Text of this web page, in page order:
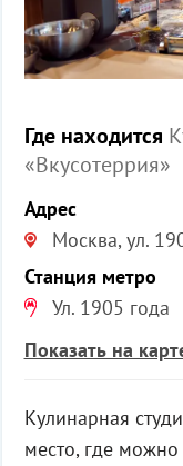
Где находится
«Вкусотеррия»
Адрес
Москва, ул.
Станция метро
Ул. 1905 года
Показать на
Кулинарная
место, где можно